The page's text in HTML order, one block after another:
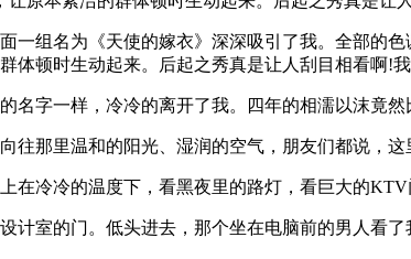
一组名为《天使的嫁衣》深深吸引了我。全部的
体顿时生动起来。后起之秀真是让人刮目相看啊!我
名字一样，冷冷的离开了我。四年的相濡以沫竟
往那里温和的阳光、湿润的空气，朋友们都说，这
在冷冷的温度下，看黑夜里的路灯，看巨大的
计室的门。低头进去，那个坐在电脑前的男人看